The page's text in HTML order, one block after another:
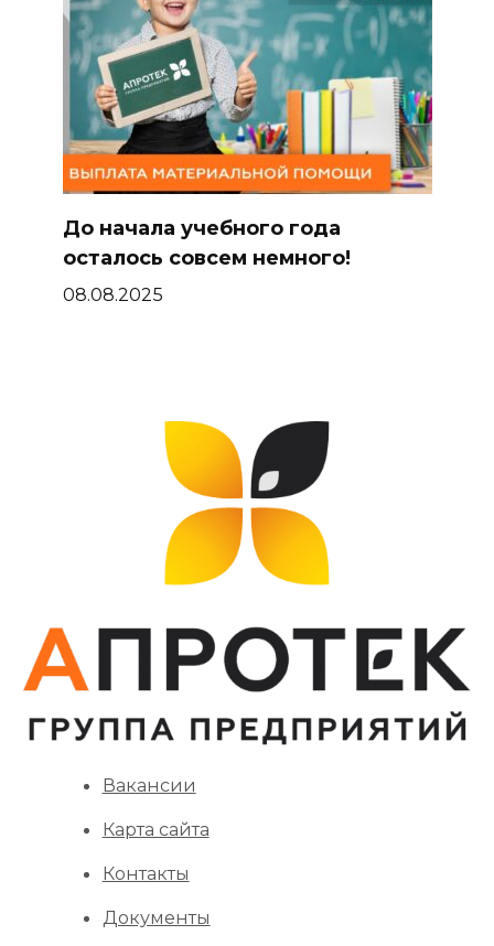
До начала учебного года
осталось совсем немного!
08.08.2025
Вакансии
Карта сайта
Контакты
Документы